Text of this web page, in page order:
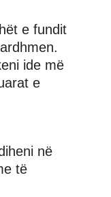
e fundit
ide më
e
në
të